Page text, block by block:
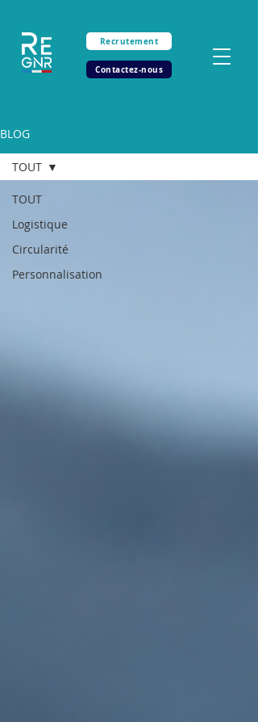
Recrutement
Contactez-nous
BLOG
TOUT
Logistique
Circularité
Personnalisation
TOUT